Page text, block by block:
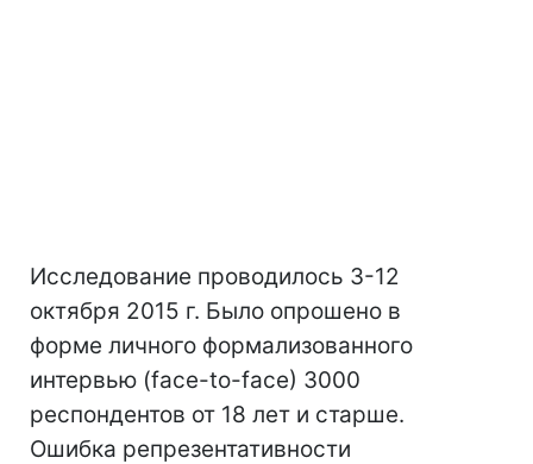
Исследование проводилось 3-12
октября 2015 г. Было опрошено в
форме личного формализованного
интервью (face-to-face) 3000
респондентов от 18 лет и старше.
Ошибка репрезентативности